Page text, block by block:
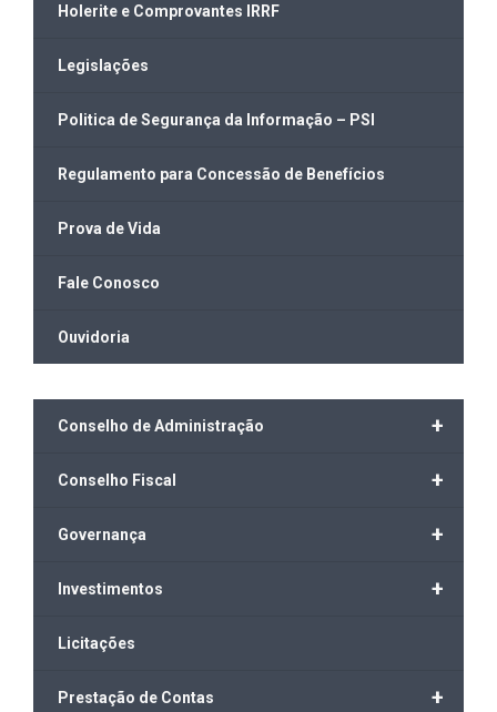
Holerite e Comprovantes IRRF
Legislações
Politica de Segurança da Informação – PSI
Regulamento para Concessão de Benefícios
Prova de Vida
Fale Conosco
Ouvidoria
+
Conselho de Administração
+
Conselho Fiscal
+
Governança
+
Investimentos
Licitações
+
Prestação de Contas